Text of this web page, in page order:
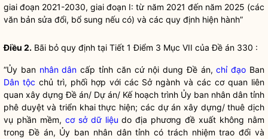
giai đoạn 2021-2030, giai đoạn I: từ năm 2021 đến năm 2025 (các
văn bản sửa đổi, bổ sung nếu có) và các quy định hiện hành”
Điều 2. Bãi bỏ quy định tại Tiết 1 Điểm 3 Mục VII của Đề án 330 :
“Ủy ban nhân dân cấp tỉnh căn cứ nội dung Đề án,chỉ đạo Ban
Dân tộc chủ trì, phối hợp với các Sở ngành và các cơ quan liên
quan xây dựng Đề án/ Dự án/ Kế hoạch trình Ủy ban nhân dân tỉnh
phê duyệt và triển khai thực hiện; các dự án xây dựng/ thuê dịch
vụ phần mềm, cơ sở dữ liệu do địa phương đề xuất không nằm
trong Đề án, Ủy ban nhân dântỉnh có trách nhiệm trao đổi và